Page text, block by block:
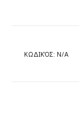
ΚΩΔΙΚΌΣ: N/A